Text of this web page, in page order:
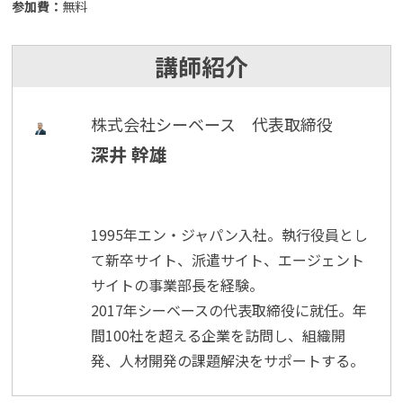
参加費： 無料
講師紹介
株式会社シーベース 代表取締役
深井 幹雄
1995年エン・ジャパン入社。執行役員とし
て新卒サイト、派遣サイト、エージェント
サイトの事業部長を経験。
2017年シーベースの代表取締役に就任。年
間100社を超える企業を訪問し、組織開
発、人材開発の課題解決をサポートする。